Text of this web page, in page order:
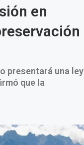
en
presentará una ley
que la